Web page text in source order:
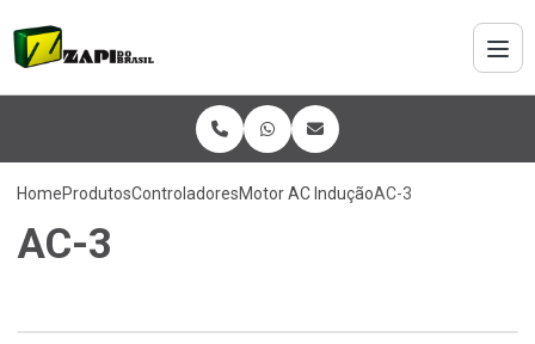
HomeProdutosControladoresMotor AC InduçãoAC-3
AC-3